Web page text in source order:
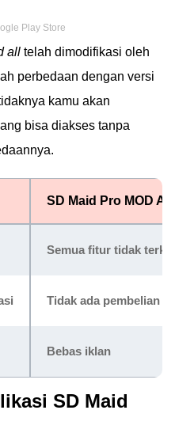
Play Store
all telah dimodifikasi oleh
perbedaan dengan versi
kamu akan
bisa diakses tanpa
SD Maid Pro MOD
Semua fitur tidak
Tidak ada pembelian
Bebas iklan
SD Maid